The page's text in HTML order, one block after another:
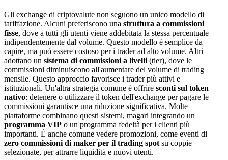
Gli exchange di criptovalute non seguono un unico modello di
tariffazione. Alcuni preferiscono una struttura a commissioni
fisse, dove a tutti gli utenti viene addebitata la stessa percentuale
indipendentemente dal volume. Questo modello è semplice da
capire, ma può essere costoso per i trader ad alto volume. Altri
adottano un sistema di commissioni a livelli (tier), dove le
commissioni diminuiscono all'aumentare del volume di trading
mensile. Questo approccio favorisce i trader più attivi e
istituzionali. Un'altra strategia comune è offrire sconti sul token
nativo: detenere o utilizzare il token dell'exchange per pagare le
commissioni garantisce una riduzione significativa. Molte
piattaforme combinano questi sistemi, magari integrando un
programma VIP o un programma fedeltà per i clienti più
importanti. È anche comune vedere promozioni, come eventi di
zero commissioni di maker per il trading spot su coppie
selezionate, per attrarre liquidità e nuovi utenti.